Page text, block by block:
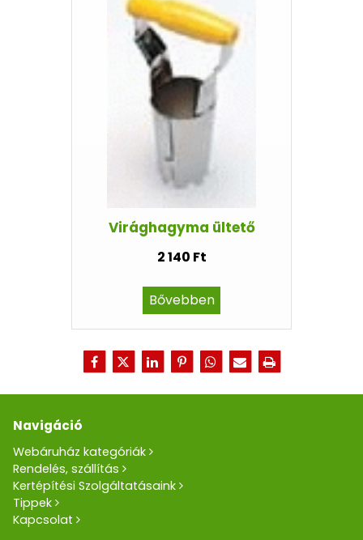
Virághagyma ültető
2 140 Ft
Bővebben
Navigáció
Webáruház kategóriák
Rendelés, szállítás
Kertépítési Szolgáltatásaink
Tippek
Kapcsolat